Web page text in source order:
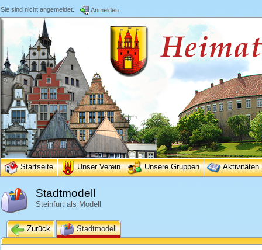
Sie sind nicht angemeldet. Anmelden
Startseite Unser Verein Unsere Gruppen Aktivitäten
Stadtmodell
Steinfurt als Modell
Zurück Stadtmodell